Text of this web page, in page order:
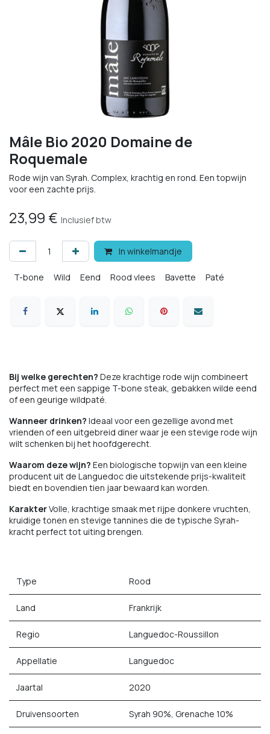
Mâle Bio 2020 Domaine de
Roquemale
Rode wijn van Syrah. Complex, krachtig en rond. Een topwijn
voor een zachte prijs.
23,99 € Inclusief btw
In winkelmandje
T-bone Wild Eend Rood vlees Bavette Paté
Bij welke gerechten? Deze krachtige rode wijn combineert
perfect met een sappige T-bone steak, gebakken wilde eend
of een geurige wildpaté.
Wanneer drinken? Ideaal voor een gezellige avond met
vrienden of een uitgebreid diner waar je een stevige rode wijn
wilt schenken bij het hoofdgerecht.
Waarom deze wijn? Een biologische topwijn van een kleine
producent uit de Languedoc die uitstekende prijs-kwaliteit
biedt en bovendien tien jaar bewaard kan worden.
KarakterVolle, krachtige smaak met rijpe donkere vruchten,
kruidige tonen en stevige tannines die de typische Syrah-
kracht perfect tot uiting brengen.
Type Rood
Land Frankrijk
Regio Languedoc-Roussillon
Appellatie Languedoc
Jaartal 2020
Druivensoorten Syrah 90%, Grenache 10%